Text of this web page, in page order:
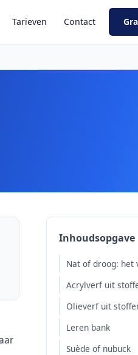
Tarieven Contact
Inhoudsopgave
Nat of droog: het
Acrylverf uit
Olieverf uit
Leren bank
Suède of nubuck